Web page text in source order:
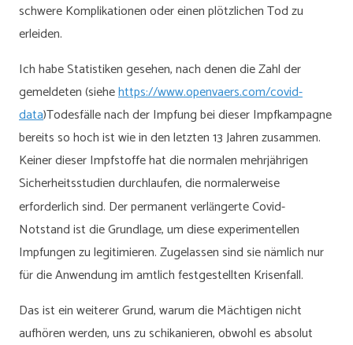
schwere Komplikationen oder einen plötzlichen Tod zu
erleiden.
Ich habe Statistiken gesehen, nach denen die Zahl der
gemeldeten (siehehttps://www.openvaers.com/covid-
data)Todesfälle nach der Impfung bei dieser Impfkampagne
bereits so hoch ist wie in den letzten 13 Jahren zusammen.
Keiner dieser Impfstoffe hat die normalen mehrjährigen
Sicherheitsstudien durchlaufen, die normalerweise
erforderlich sind. Der permanent verlängerte Covid-
Notstand ist die Grundlage, um diese experimentellen
Impfungen zu legitimieren. Zugelassen sind sie nämlich nur
für die Anwendung im amtlich festgestellten Krisenfall.
Das ist ein weiterer Grund, warum die Mächtigen nicht
aufhören werden, uns zu schikanieren, obwohl es absolut